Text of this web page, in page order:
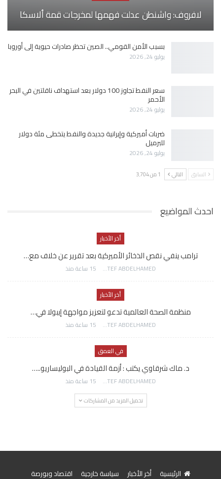
لافروف: واشنطن عدلت فهمها لمخرجات قمة ألاسكا
بسبب الأمن القومي.. الصين تحظر صادرات حيوية إلى أوروبا
يوليو 24, 2026
سعر النفط تجاوز 100 دولار بعد استهداف ناقلتين في البحر
الأحمر
يوليو 24, 2026
ضربات أميركية وإيرانية جديدة والنفط يتخطى مئة دولار
للبرميل
يوليو 24, 2026
السابق التالي 1 من 3٬704
احدث المواضيع
أخر الأخبار
ترامب ينفي نقص الذخائر الأميركية بعد تقرير عن خلاف مع…
AWATEF ABDELHAMED 15 ساعة منذ
أخر الأخبار
منظمة الصحة العالمية تدعو لتعزيز مواجهة إيبولا في…
AWATEF ABDELHAMED 15 ساعة منذ
في العمق
د. ماك شرقاوي يكتب : أزمة القيادة في البوليساريو..…
AWATEF ABDELHAMED 15 ساعة منذ
تحميل المزيد من المشاركات
الرئيسية أخر الأخبار سياسة خارجية اقتصاد وبورصة